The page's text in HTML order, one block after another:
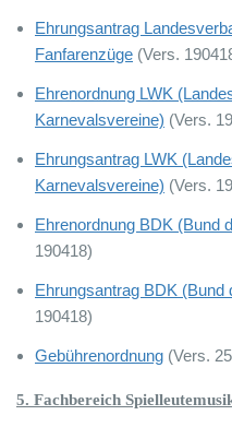
Ehrungsantrag
Fanfarenzüge (Vers.
Ehrenordnung LWK
Karnevalsvereine) (Vers.
Ehrungsantrag LWK
Karnevalsvereine) (Vers.
Ehrenordnung BDK (Bund
190418)
Ehrungsantrag BDK (Bund
190418)
Gebührenordnung (Vers.
5. Fachbereich